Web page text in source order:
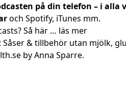
på din telefon – i alla
och Spotify, iTunes mm.
Så här … läs mer
Såser & tillbehör utan mjölk,
by Anna Sparre.